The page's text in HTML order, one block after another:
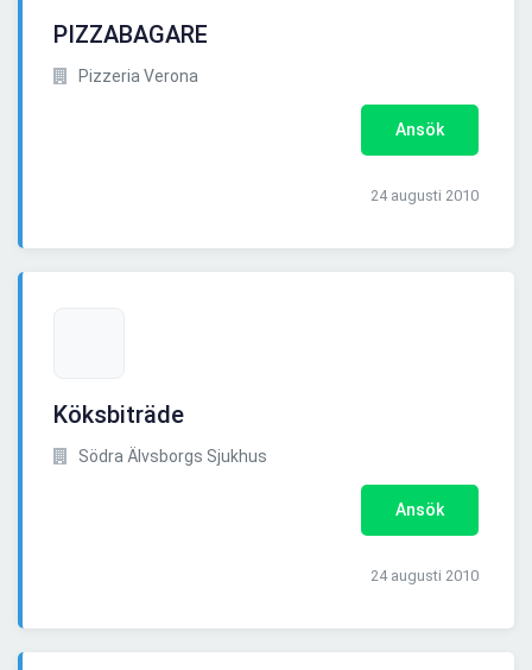
PIZZABAGARE
Pizzeria Verona
Ansök
24 augusti 2010
Köksbiträde
Södra Älvsborgs Sjukhus
Ansök
24 augusti 2010